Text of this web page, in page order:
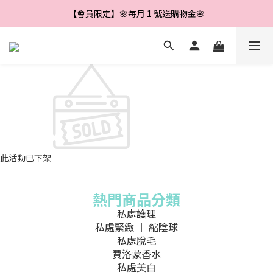
【會員限定】🌼新會員註冊即享＄888 優惠券🌼
【會員限定】🌸每月 1 號送購物金🌸
【會員限定】🌺每滿＄500 送＄40🌺
【會員限定】🌼新會員註冊即享＄888 優惠券🌼
此活動已下架
熱門商品分類
私處護理
私處緊緻 ｜ 縮陰球
私處脫毛
費洛蒙香水
私處美白